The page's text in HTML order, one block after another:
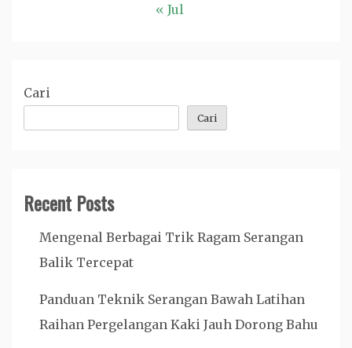
« Jul
Cari
Cari
Recent Posts
Mengenal Berbagai Trik Ragam Serangan
Balik Tercepat
Panduan Teknik Serangan Bawah Latihan
Raihan Pergelangan Kaki Jauh Dorong Bahu